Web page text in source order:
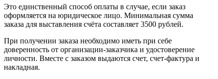
Это единственный способ оплаты в случае, если заказ
оформляется на юридическое лицо. Минимальная сумма
заказа для выставления счёта составляет 3500 рублей.
При получении заказа необходимо иметь при себе
доверенность от организации-заказчика и удостоверение
личности. Вместе с заказом выдаются счет, счет-фактура и
накладная.